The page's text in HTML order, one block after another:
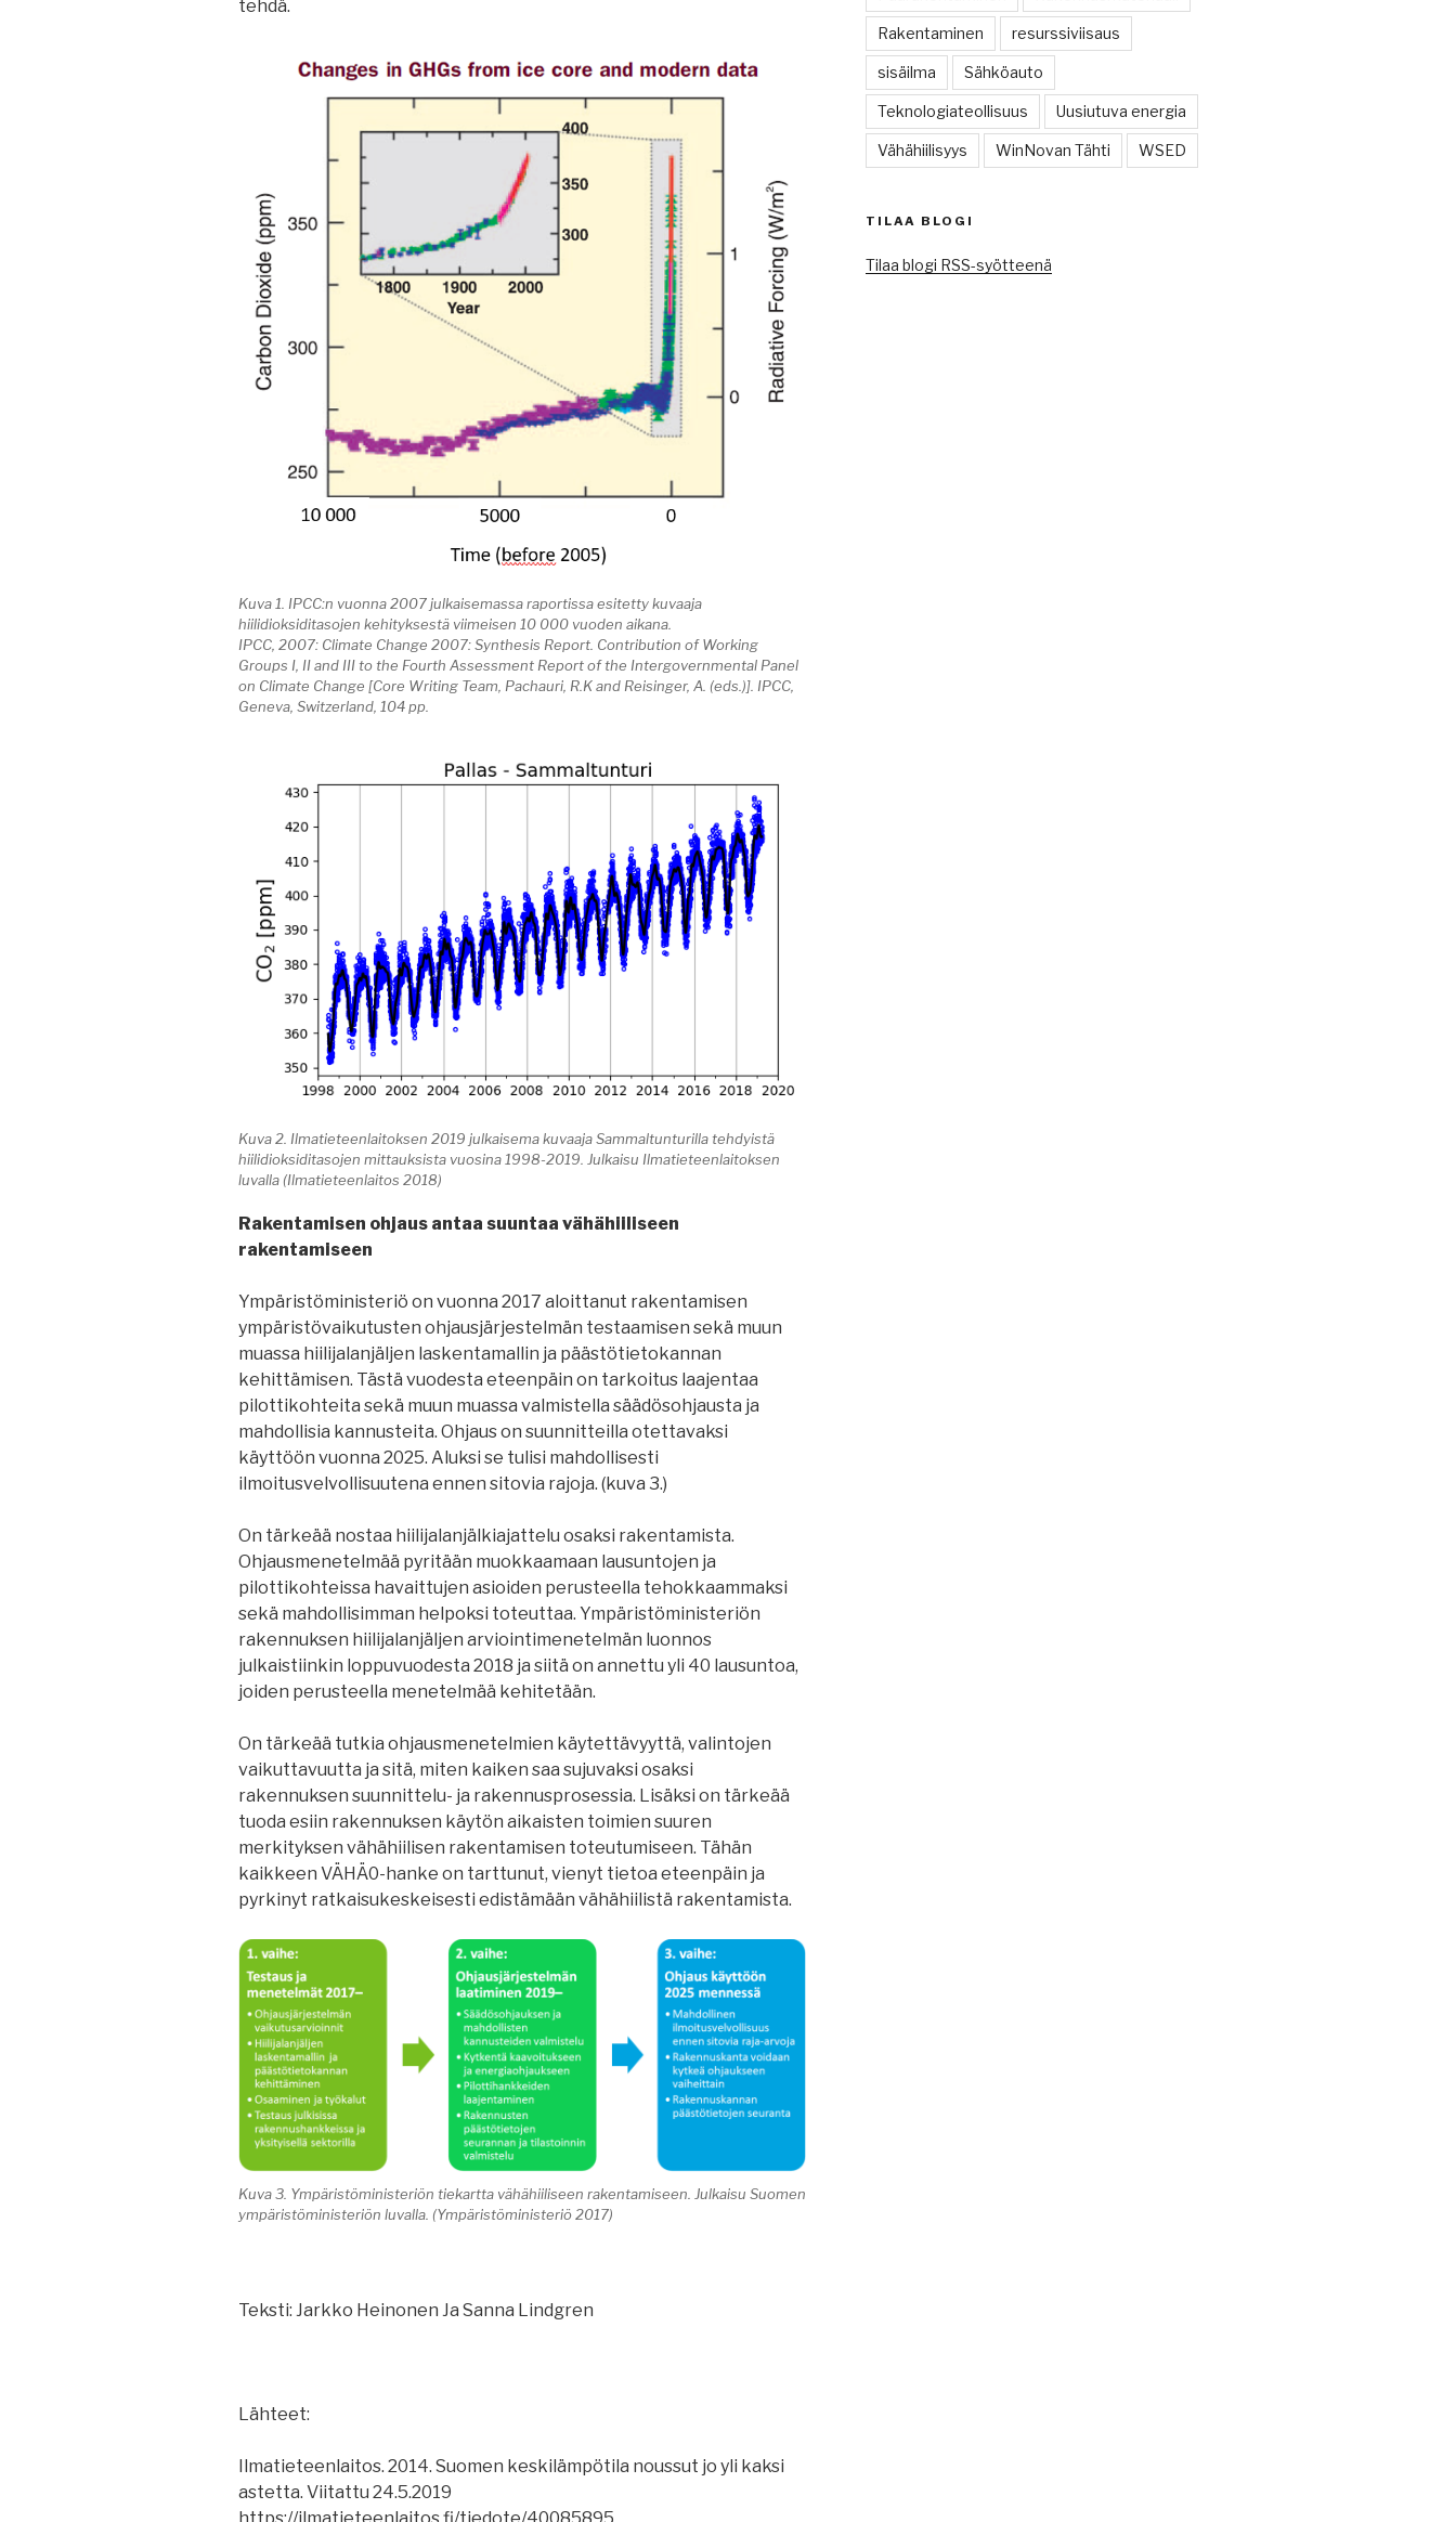
tehdä.
Kuva 1. IPCC:n vuonna 2007 julkaisemassa raportissa esitetty kuvaaja
hiilidioksiditasojen kehityksestä viimeisen 10 000 vuoden aikana.
IPCC, 2007: Climate Change 2007: Synthesis Report. Contribution of Working
Groups I, II and III to the Fourth Assessment Report of the Intergovernmental Panel
on Climate Change [Core Writing Team, Pachauri, R.K and Reisinger, A. (eds.)]. IPCC,
Geneva, Switzerland, 104 pp.
Kuva 2. Ilmatieteenlaitoksen 2019 julkaisema kuvaaja Sammaltunturilla tehdyistä
hiilidioksiditasojen mittauksista vuosina 1998-2019. Julkaisu Ilmatieteenlaitoksen
luvalla (Ilmatieteenlaitos 2018)
Rakentamisen ohjaus antaa suuntaa vähähiiliseen
rakentamiseen
Ympäristöministeriö on vuonna 2017 aloittanut rakentamisen
ympäristövaikutusten ohjausjärjestelmän testaamisen sekä muun
muassa hiilijalanjäljen laskentamallin ja päästötietokannan
kehittämisen. Tästä vuodesta eteenpäin on tarkoitus laajentaa
pilottikohteita sekä muun muassa valmistella säädösohjausta ja
mahdollisia kannusteita. Ohjaus on suunnitteilla otettavaksi
käyttöön vuonna 2025. Aluksi se tulisi mahdollisesti
ilmoitusvelvollisuutena ennen sitovia rajoja. (kuva 3.)
On tärkeää nostaa hiilijalanjälkiajattelu osaksi rakentamista.
Ohjausmenetelmää pyritään muokkaamaan lausuntojen ja
pilottikohteissa havaittujen asioiden perusteella tehokkaammaksi
sekä mahdollisimman helpoksi toteuttaa. Ympäristöministeriön
rakennuksen hiilijalanjäljen arviointimenetelmän luonnos
julkaistiinkin loppuvuodesta 2018 ja siitä on annettu yli 40 lausuntoa,
joiden perusteella menetelmää kehitetään.
On tärkeää tutkia ohjausmenetelmien käytettävyyttä, valintojen
vaikuttavuutta ja sitä, miten kaiken saa sujuvaksi osaksi
rakennuksen suunnittelu- ja rakennusprosessia. Lisäksi on tärkeää
tuoda esiin rakennuksen käytön aikaisten toimien suuren
merkityksen vähähiilisen rakentamisen toteutumiseen. Tähän
kaikkeen VÄHÄ0-hanke on tarttunut, vienyt tietoa eteenpäin ja
pyrkinyt ratkaisukeskeisesti edistämään vähähiilistä rakentamista.
Kuva 3. Ympäristöministeriön tiekartta vähähiiliseen rakentamiseen. Julkaisu Suomen
ympäristöministeriön luvalla. (Ympäristöministeriö 2017)
Teksti: Jarkko Heinonen Ja Sanna Lindgren
Lähteet:
Ilmatieteenlaitos. 2014. Suomen keskilämpötila noussut jo yli kaksi
astetta. Viitattu 24.5.2019
Rakentaminen resurssiviisaus
sisäilma Sähköauto
Teknologiateollisuus Uusiutuva energia
Vähähiilisyys WinNovan Tähti WSED
TILAA BLOGI
Tilaa blogi RSS-syötteenä